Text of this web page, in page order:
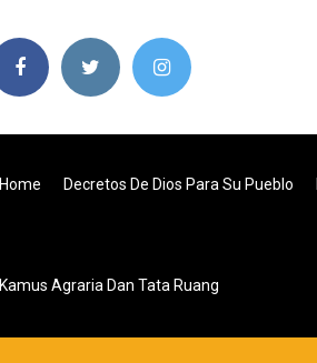
Home Decretos De Dios Para Su Pueblo
Kamus Agraria Dan Tata Ruang